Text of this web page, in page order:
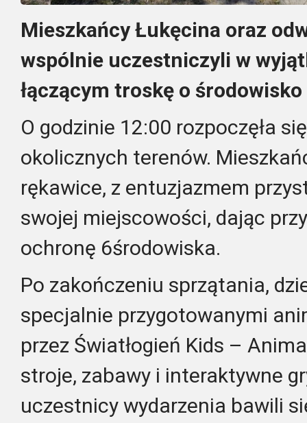
Mieszkańcy Łukęcina oraz
wspólnie uczestniczyli w
łączącym troskę o
O godzinie 12:00 rozpoczęła
okolicznych terenów.
rękawice, z entuzjazmem
swojej miejscowości, dając
ochronę 6środowiska.
Po zakończeniu sprzątania,
specjalnie przygotowanymi
przez Światłogień Kids –
stroje, zabawy i interaktywne
uczestnicy wydarzenia bawili